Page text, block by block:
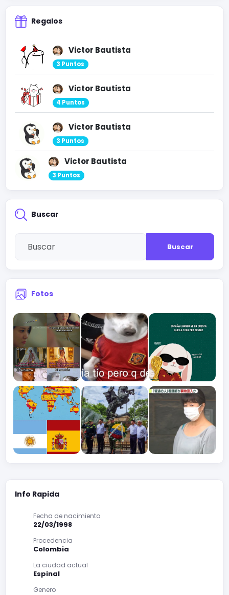
Regalos
Victor Bautista
3 Puntos
Victor Bautista
4 Puntos
Victor Bautista
3 Puntos
Victor Bautista
3 Puntos
Buscar
Buscar
Fotos
Info Rapida
Fecha de nacimiento
22/03/1998
Procedencia
Colombia
La ciudad actual
Espinal
Genero